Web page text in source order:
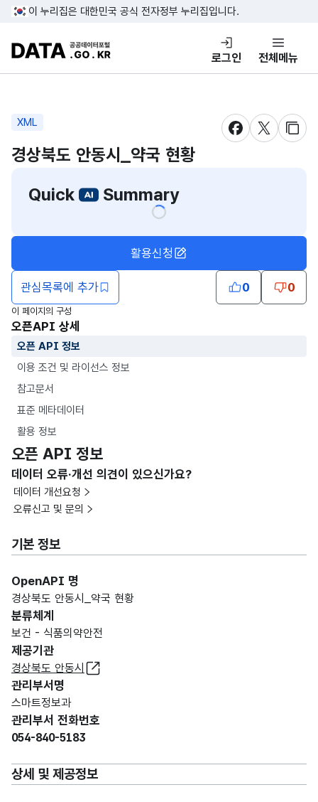
콘텐츠 바로가기
푸터 바로가기
이 누리집은 대한민국 공식 전자정부 누리집입니다.
DATA.GO.KR 공공데이터포털
로그인 전체메뉴
XML
새창 열림새창 열림
새창
경상북도 안동시_약국 현황
Quick
Summary
관심목록에 추가
활용신청
0 0
이 페이지의 구성
오픈API 상세
오픈 API 정보
이용 조건 및 라이선스 정보
참고문서
표준 메타데이터
활용 정보
오픈 API 정보
데이터 오류·개선 의견이 있으신가요?
데이터 개선요청
오류신고 및 문의
기본 정보
OpenAPI 명
경상북도 안동시_약국 현황
분류체계
보건 - 식품의약안전
제공기관
경상북도 안동시
관리부서명
스마트정보과
관리부서 전화번호
054-840-5183
상세 및 제공정보